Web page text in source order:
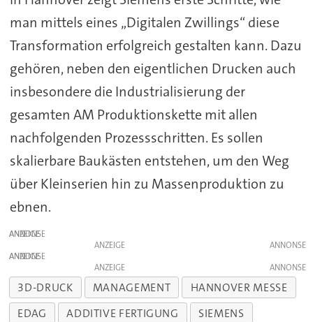
man mittels eines „Digitalen Zwillings“ diese
Transformation erfolgreich gestalten kann. Dazu
gehören, neben den eigentlichen Drucken auch
insbesondere die Industrialisierung der
gesamten AM Produktionskette mit allen
nachfolgenden Prozessschritten. Es sollen
skalierbare Baukästen entstehen, um den Weg
über Kleinserien hin zu Massenproduktion zu
ebnen.
ANZEIGE
ANZEIGE
ANZEIGE
ANZEIGE
3D-DRUCK MANAGEMENT
HANNOVER MESSE
EDAG
ADDITIVE FERTIGUNG SIEMENS